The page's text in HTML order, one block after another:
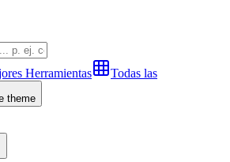
Herramientas
Todas las
theme